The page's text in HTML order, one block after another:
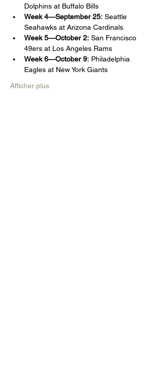
Dolphins at Buffalo Bills
Week 4—September 25: Seattle
Seahawks at Arizona Cardinals
Week 5—October 2: San Francisco
49ers at Los Angeles Rams
Week 6—October 9: Philadelphia
Eagles at New York Giants
Afficher plus